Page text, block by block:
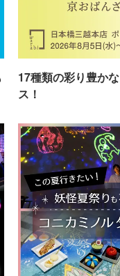
17種類の彩り豊か
ス！